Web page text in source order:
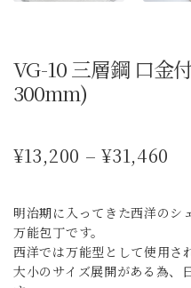
VG-10 三層鋼 口金
300mm)
¥13,200 –¥31,460
明治期に入ってきた西洋のシ
万能包丁です。
西洋では万能型として使用さ
大小のサイズ展開がある為、